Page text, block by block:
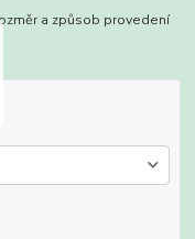
a způsob provedení